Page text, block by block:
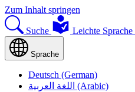
Zum Inhalt springen
Suche Leichte Sprache
Sprache
Deutsch (German)
اللغة العربية (Arabic)